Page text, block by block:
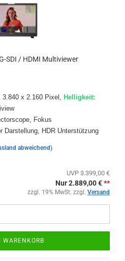
SDI / HDMI Multiviewer
3.840 x 2.160 Pixel, Helligkeit:
Fokus
Darstellung, HDR Unterstützung
abweichend)
UVP 3.399,00 €
Nur 2.889,00 €**
zzgl. 19% MwSt. zzgl. Versand
WARENKORB